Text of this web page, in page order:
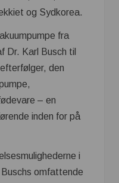
og Sydkorea.
fra
Dr. Karl Busch til
den
– en
inden for på
i
omfattende